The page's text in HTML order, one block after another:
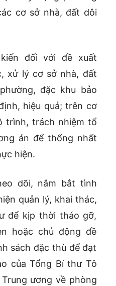
cơ sở nhà, đất dôi
đối với đề xuất
xử lý cơ sở nhà, đất
đặc khu bảo
hiệu quả; trên cơ
trình, trách nhiệm tổ
án để thống nhất
hiện.
dõi, nắm bắt tình
quản lý, khai thác,
để kịp thời tháo gỡ,
hoặc chủ động đề
sách đặc thù để đạt
của Tổng Bí thư Tô
ương về phòng